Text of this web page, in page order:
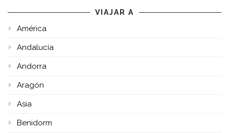
VIAJAR A
América
Andalucía
Andorra
Aragón
Asia
Benidorm